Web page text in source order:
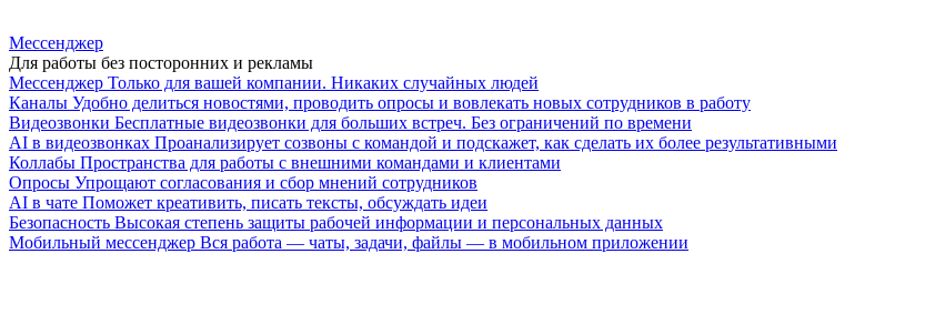
Мессенджер
Для работы без посторонних и рекламы
Мессенджер Только для вашей компании. Никаких случайных людей
Каналы Удобно делиться новостями, проводить опросы и вовлекать новых сотрудников в работу
Видеозвонки Бесплатные видеозвонки для больших встреч. Без ограничений по времени
AI в видеозвонках Проанализирует созвоны с командой и подскажет, как сделать их более результативными
Коллабы Пространства для работы с внешними командами и клиентами
Опросы Упрощают согласования и сбор мнений сотрудников
AI в чате Поможет креативить, писать тексты, обсуждать идеи
Безопасность Высокая степень защиты рабочей информации и персональных данных
Мобильный мессенджер Вся работа — чаты, задачи, файлы — в мобильном приложении